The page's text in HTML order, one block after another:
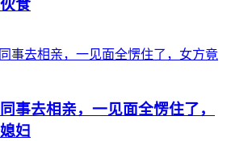
食
事去相亲，一见面全愣住了，
妇